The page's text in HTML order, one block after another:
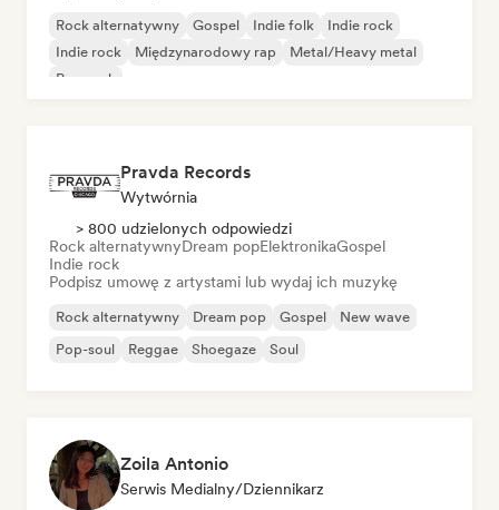
Rock alternatywny Gospel Indie folk
Indie rock
Indie rock
Międzynarodowy rap
Metal/Heavy metal
Pop rock
Pravda Records
Wytwórnia
> 800 udzielonych odpowiedzi
Rock alternatywnyDream popElektronikaGospel
Indie rock
Podpisz umowę z artystami lub wydaj ich muzykę
Rock alternatywny Dream pop Gospel
New wave
Pop-soul
Reggae Shoegaze Soul
Zoila Antonio
Serwis Medialny/Dziennikarz